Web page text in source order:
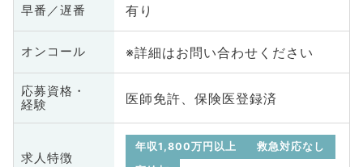
早番／遅番 有り
オンコール ※詳細はお問い合わせください
応募資格・
経験
医師免許、保険医登録済
求人特徴
年収1,800万円以上
救急対応なし